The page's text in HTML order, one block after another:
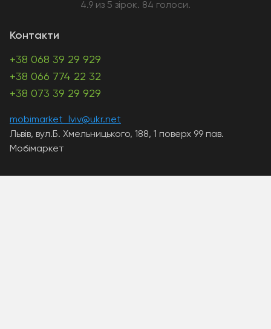
Контакти
+38 068 39 29 929
+38 066 774 22 32
+38 073 39 29 929
mobimarket_lviv@ukr.net
Львів, вул.Б. Хмельницького, 188, 1 поверх 99 пав.
Мобімаркет
4.9 из 5 зірок. 84 голоси.